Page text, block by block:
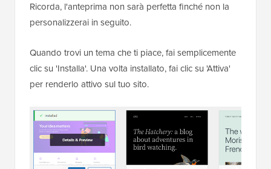
Ricorda, l'anteprima non sarà perfetta finché non la
personalizzerai in seguito.
Quando trovi un tema che ti piace, fai semplicemente
clic su 'Installa'. Una volta installato, fai clic su 'Attiva'
per renderlo attivo sul tuo sito.